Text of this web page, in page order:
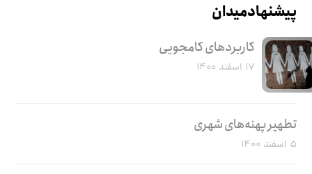
پیشنهاد میدان
کاربرد‌های کامجویی
۱۷ اسفند ۱۴۰۰
تطهیر پهنه‌های شهری
۵ اسفند ۱۴۰۰